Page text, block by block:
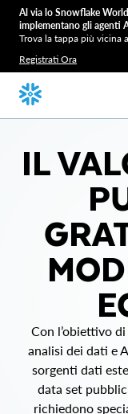
Al via lo Snowflake
implementano gli agenti
Trova la tappa più vicina
Registrati Ora
IL
Con l’obiettivo
analisi dei dati e
sorgenti dati
data set
richiedono